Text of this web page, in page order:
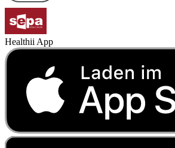
Healthii App